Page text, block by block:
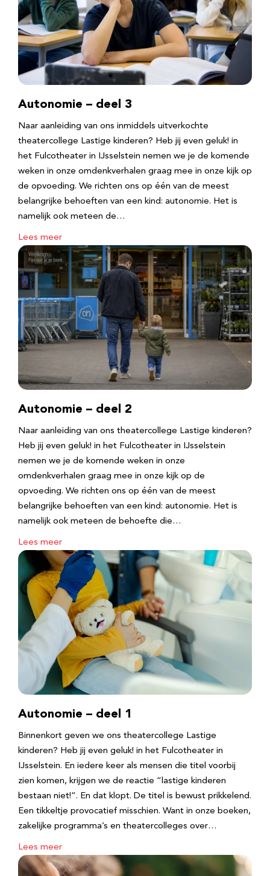
Autonomie – deel 3
Naar aanleiding van ons inmiddels uitverkochte
theatercollege Lastige kinderen? Heb jij even geluk! in
het Fulcotheater in IJsselstein nemen we je de komende
weken in onze omdenkverhalen graag mee in onze kijk op
de opvoeding. We richten ons op één van de meest
belangrijke behoeften van een kind: autonomie. Het is
namelijk ook meteen de…
Lees meer
Autonomie – deel 2
Naar aanleiding van ons theatercollege Lastige kinderen?
Heb jij even geluk! in het Fulcotheater in IJsselstein
nemen we je de komende weken in onze
omdenkverhalen graag mee in onze kijk op de
opvoeding. We richten ons op één van de meest
belangrijke behoeften van een kind: autonomie. Het is
namelijk ook meteen de behoefte die…
Lees meer
Autonomie – deel 1
Binnenkort geven we ons theatercollege Lastige
kinderen? Heb jij even geluk! in het Fulcotheater in
IJsselstein. En iedere keer als mensen die titel voorbij
zien komen, krijgen we de reactie “lastige kinderen
bestaan niet!”. En dat klopt. De titel is bewust prikkelend.
Een tikkeltje provocatief misschien. Want in onze boeken,
zakelijke programma’s en theatercolleges over…
Lees meer